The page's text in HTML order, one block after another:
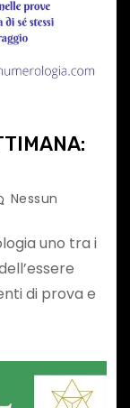
Nessun
uno tra i
di prova e